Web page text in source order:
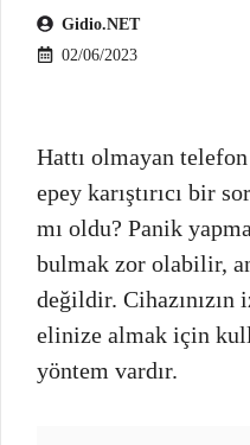
Gidio.NET
02/06/2023
Hattı olmayan
epey karıştırıcı bir
mı oldu? Panik
bulmak zor olabilir,
değildir.
elinize almak için
yöntem vardır.